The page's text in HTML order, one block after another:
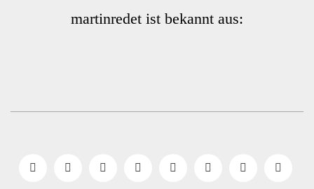
martinredet ist bekannt aus: